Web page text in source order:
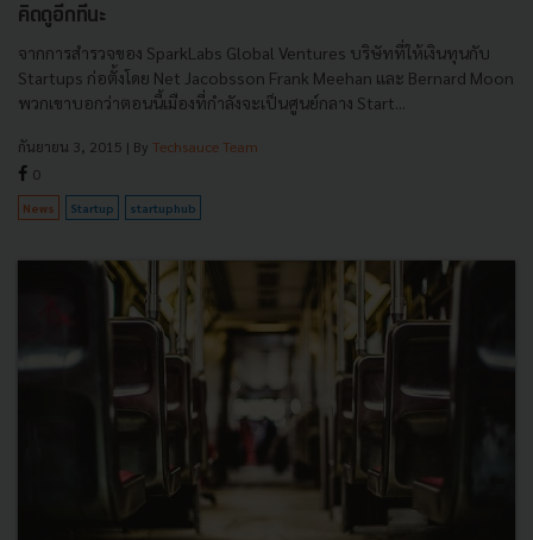
คิดดูอีกทีนะ
จากการสำรวจของ SparkLabs Global Ventures บริษัทที่ให้เงินทุนกับ
Startups ก่อตั้งโดย Net Jacobsson Frank Meehan และ Bernard Moon
พวกเขาบอกว่าตอนนี้เมืองที่กำลังจะเป็นศูนย์กลาง Start...
กันยายน 3, 2015 | By Techsauce Team
0
News Startup startuphub